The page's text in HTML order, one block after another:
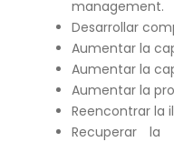
management.
Desarrollar
Aumentar la
Aumentar la
Aumentar la
Reencontrar la
Recuperar la